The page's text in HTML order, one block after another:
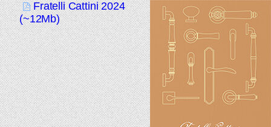
Fratelli Cattini 2024
(~12Mb)